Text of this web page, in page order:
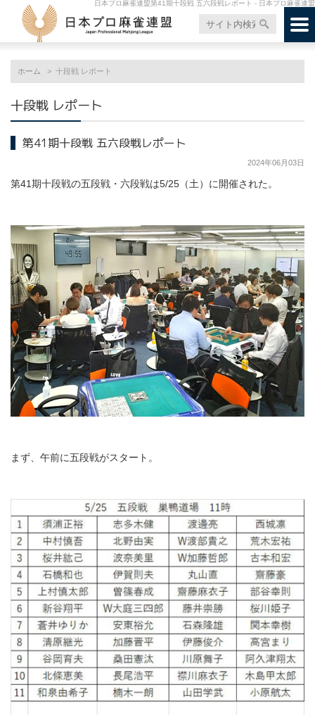
日本プロ麻雀連盟第41期十段戦 五六段戦レポート - 日本プロ麻雀連盟
ホーム 十段戦 レポート
十段戦 レポート
第41期十段戦 五六段戦レポート
2024年06月03日
第41期十段戦の五段戦・六段戦は5/25（土）に開催された。
まず、午前に五段戦がスタート。